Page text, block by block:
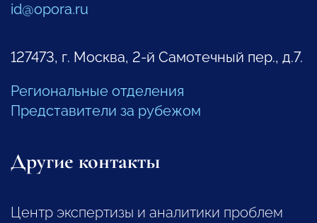
id@opora.ru
127473, г. Москва, 2-й Самотечный пер., д.7.
Региональные отделения
Представители за рубежом
Другие контакты
Центр экспертизы и аналитики проблем